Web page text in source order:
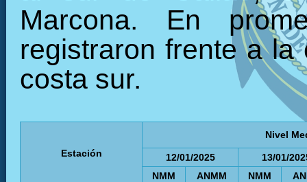
Marcona. En
registraron frente a
costa sur.
Estación
Nivel
12/01/2025
13/01/
NMM
ANMM NMM